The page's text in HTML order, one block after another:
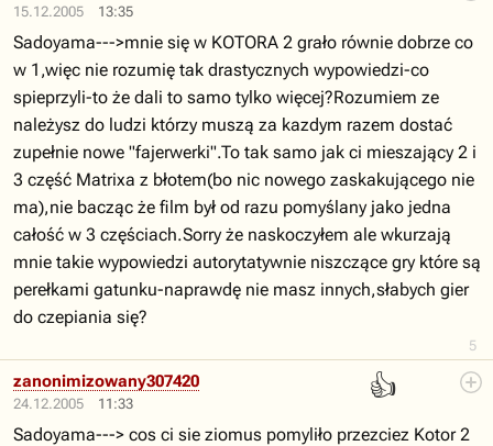
15.12.2005 13:35
5
Sadoyama--->mnie się w KOTORA 2 grało równie dobrze co
w 1,więc nie rozumię tak drastycznych wypowiedzi-co
spieprzyli-to że dali to samo tylko więcej?Rozumiem ze
należysz do ludzi którzy muszą za kazdym razem dostać
zupełnie nowe "fajerwerki".To tak samo jak ci mieszający 2 i
3 część Matrixa z błotem(bo nic nowego zaskakującego nie
ma),nie bacząc że film był od razu pomyślany jako jedna
całość w 3 częściach.Sorry że naskoczyłem ale wkurzają
mnie takie wypowiedzi autorytatywnie niszczące gry które są
perełkami gatunku-naprawdę nie masz innych,słabych gier
do czepiania się?
24.12.2005 11:33
👍
zanonimizowany307420
Sadoyama---> cos ci sie ziomus pomyliło przezciez Kotor 2